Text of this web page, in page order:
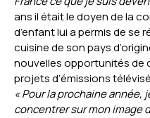
ans il était le doyen de la
d’enfant lui a permis de se
cuisine de son pays
nouvelles opportunités de
projets d’émissions
« Pour la prochaine
concentrer sur mon image